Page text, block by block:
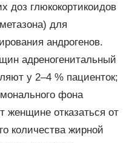
доз глюкокортикоидов
для
андрогенов.
адреногенитальный
у 2–4 % пациенток;
фона
женщине отказаться от
количества жирной